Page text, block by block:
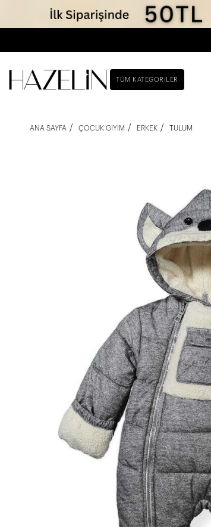
TÜM KATEGORILER
ANA SAYFA ÇOCUK GIYIM ERKEK TULUM